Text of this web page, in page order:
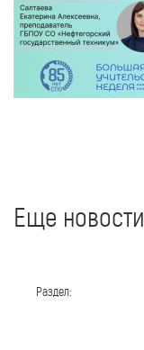
Еще новости
Раздел: